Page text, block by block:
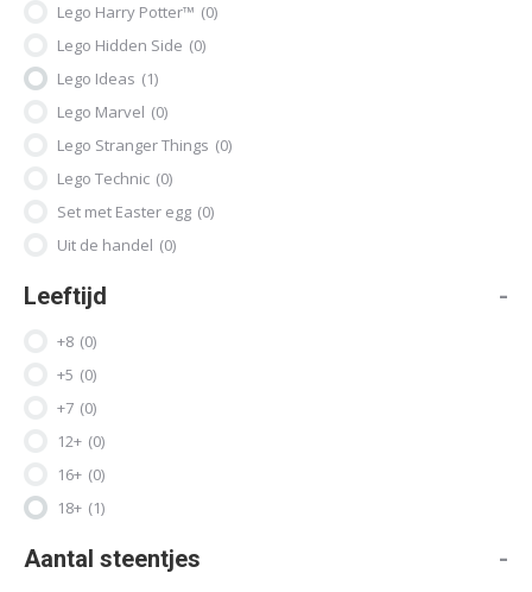
Lego Harry Potter™ (0)
Lego Hidden Side (0)
Lego Ideas (1)
Lego Marvel (0)
Lego Stranger Things (0)
Lego Technic (0)
Set met Easter egg (0)
Uit de handel (0)
Leeftijd -
+8 (0)
+5 (0)
+7 (0)
12+ (0)
16+ (0)
18+ (1)
Aantal steentjes -